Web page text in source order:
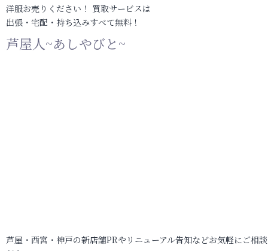
洋服お売りください！ 買取サービスは
出張・宅配・持ち込みすべて無料！
芦屋人~あしやびと~
芦屋・西宮・神戸の新店舗PRやリニューアル告知などお気軽にご相